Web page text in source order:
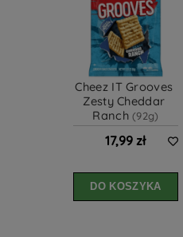
Cheez IT Grooves
Zesty Cheddar
Ranch (92g)
17,99 zł
DO KOSZYKA